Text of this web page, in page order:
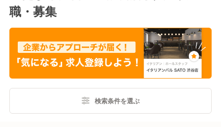
職・募集
検索条件を選ぶ